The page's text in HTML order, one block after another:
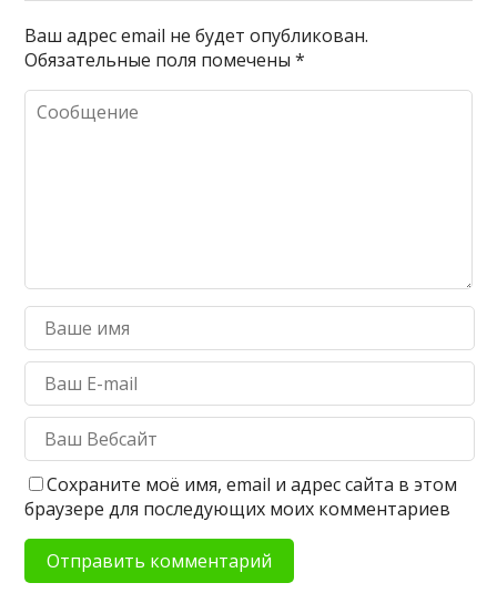
Ваш адрес email не будет опубликован.
Обязательные поля помечены*
Сохраните моё имя, email и адрес сайта в этом
браузере для последующих моих комментариев